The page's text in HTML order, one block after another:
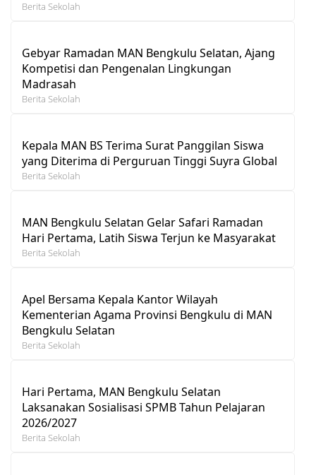
Berita Sekolah
Gebyar Ramadan MAN Bengkulu Selatan, Ajang
Kompetisi dan Pengenalan Lingkungan
Madrasah
Berita Sekolah
Kepala MAN BS Terima Surat Panggilan Siswa
yang Diterima di Perguruan Tinggi Suyra Global
Berita Sekolah
MAN Bengkulu Selatan Gelar Safari Ramadan
Hari Pertama, Latih Siswa Terjun ke Masyarakat
Berita Sekolah
Apel Bersama Kepala Kantor Wilayah
Kementerian Agama Provinsi Bengkulu di MAN
Bengkulu Selatan
Berita Sekolah
Hari Pertama, MAN Bengkulu Selatan
Laksanakan Sosialisasi SPMB Tahun Pelajaran
2026/2027
Berita Sekolah